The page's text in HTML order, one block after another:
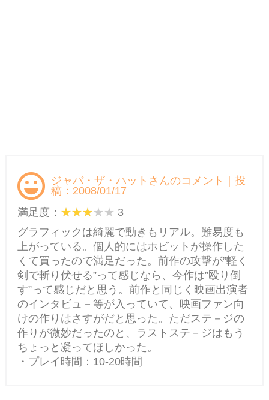
ジャバ・ザ・ハットさんのコメント｜投
稿：2008/01/17
満足度：
3
グラフィックは綺麗で動きもリアル。難易度も
上がっている。個人的にはホビットが操作した
くて買ったので満足だった。前作の攻撃が”軽く
剣で斬り伏せる”って感じなら、今作は”殴り倒
す”って感じだと思う。前作と同じく映画出演者
のインタビュ－等が入っていて、映画ファン向
けの作りはさすがだと思った。ただステ－ジの
作りが微妙だったのと、ラストステ－ジはもう
ちょっと凝ってほしかった。
・プレイ時間：10-20時間